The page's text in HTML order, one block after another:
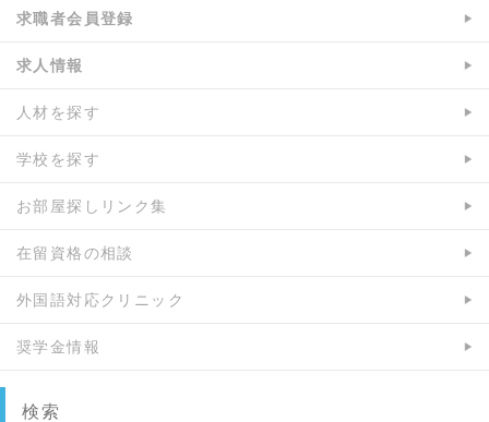
求職者会員登録
求人情報
人材を探す
学校を探す
お部屋探しリンク集
在留資格の相談
外国語対応クリニック
奨学金情報
検索